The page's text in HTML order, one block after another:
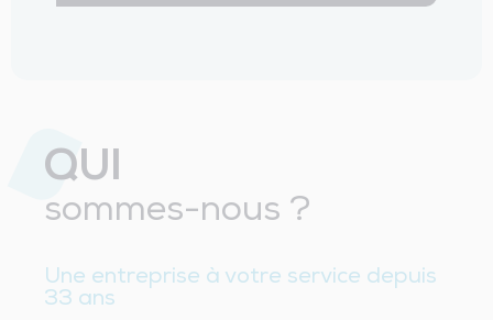
QUI
sommes-nous ?
Une entreprise à votre service depuis
33 ans